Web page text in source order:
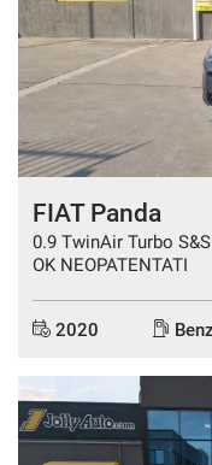
FIAT Panda
0.9 TwinAir Turbo
OK NEOPATENTATI
2020